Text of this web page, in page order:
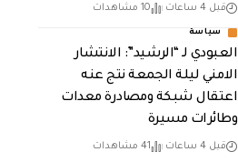
قبل 4 ساعات 10 مشاهدات
سياسة
العبودي لـ “الرشيد”: الانتشار
الامني ليلة الجمعة نتج عنه
اعتقال شبكة ومصادرة معدات
وطائرات مسيرة
قبل 4 ساعات 41 مشاهدات